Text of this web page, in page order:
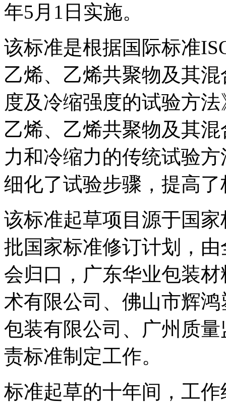
年5月1日实施。
该标准是根据国际标准
乙烯、乙烯共聚物及其
度及冷缩强度的试验方
乙烯、乙烯共聚物及其
力和冷缩力的传统试验
细化了试验步骤，提高
该标准起草项目源于国
批国家标准修订计划，
会归口，广东华业包装
术有限公司、佛山市辉
包装有限公司、广州质
责标准制定工作。
标准起草的十年间，工